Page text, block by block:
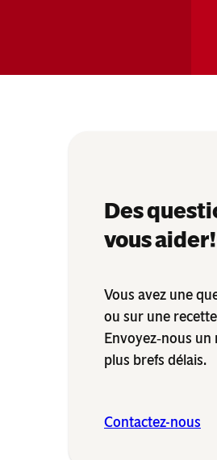
Des
vous aider !
Vous avez une
ou sur une
Envoyez‑nous
plus brefs délais.
Contactez-nous